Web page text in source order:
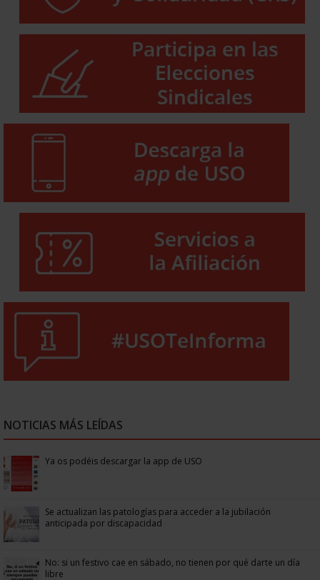
NOTICIAS MÁS LEÍDAS
Ya os podéis descargar la app de USO
Se actualizan las patologías para acceder a la jubilación
anticipada por discapacidad
No: si un festivo cae en sábado, no tienen por qué darte un día
libre